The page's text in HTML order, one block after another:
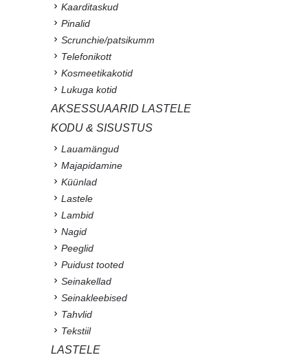
Kaarditaskud
Pinalid
Scrunchie/patsikumm
Telefonikott
Kosmeetikakotid
Lukuga kotid
AKSESSUAARID LASTELE
KODU & SISUSTUS
Lauamängud
Majapidamine
Küünlad
Lastele
Lambid
Nagid
Peeglid
Puidust tooted
Seinakellad
Seinakleebised
Tahvlid
Tekstiil
LASTELE